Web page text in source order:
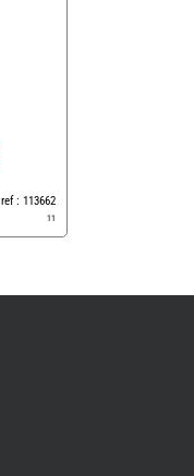
ref : 113662
11